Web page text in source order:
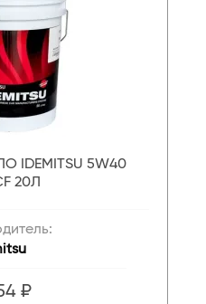
5W40
20Л
₽